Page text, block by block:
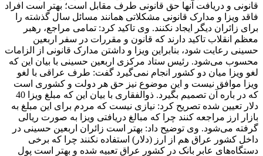
قانونی و دریافت آنها حق قانونی طرف مقابل است؛ بهتر است افراد
فاقد ویزا و مدارک قانونی مشکلاتی همانند مسائل سال گذشته را
برای زائران دیگر ایجاد نکنند. وی تاکید کرد: تمامی مراجع، رهبر
معظم انقلاب تاکید دارند که قانون و مقررات در سفر اربعین
حسینی رعایت شود، بنابراین ویزا و داشتن مدارک قانونی از الزامات
محسوب می‌شود. رئیس ستاد مرکزی اربعین حسینی با بیان این که
لغو ویزا میان دو کشور انجام نمی‌گیرد گفت: طرف عراقی با لغو
ویزا موافق نیست و این موضوع نیز حق هر دولت و کشوری است
که در باره آن تصمیم بگیرد. ذوالفقاری با بیان این که مبلغ ویزا 40
دلار تعیین شده تصریح کرد: نیازی نیست که مردم برای این مبلغ به
بازار ارز مراجعه کنند چرا که مبالغ دریافتی ویزا به صورت ریالی
گرفته می‌شود. وی توضیح داد: بهتر است زائران اربعین حسینی در
داخل کشور عراق هم از ارز (دلار) استفاده نکنند چرا که برخی
دستگاه‌های عابر بانک در کشور عراق تعبیه شده و بهتر است پول